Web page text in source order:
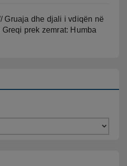
Gruaja dhe djali i vdiqën në
prek zemrat: Humba